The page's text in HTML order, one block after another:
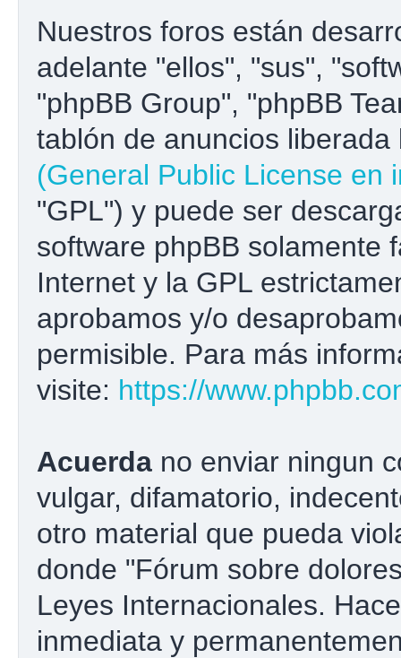
Nuestros foros están
adelante "ellos", "sus",
"phpBB Group", "phpBB
tablón de anuncios liberada
(General Public License en
"GPL") y puede ser
software phpBB solamente
Internet y la GPL
aprobamos y/o
permisible. Para más
visite: https://
Acuerda no enviar ningun
vulgar, difamatorio,
otro material que pueda
donde "Fórum sobre
Leyes Internacionales.
inmediata y